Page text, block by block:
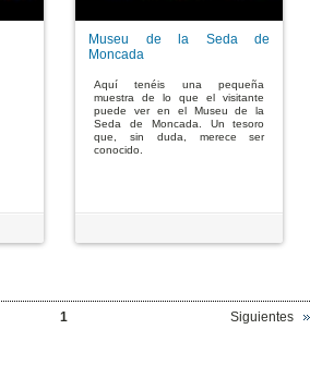
Museu de la Seda de
Moncada
Aquí tenéis una pequeña
muestra de lo que el visitante
puede ver en el Museu de la
Seda de Moncada. Un tesoro
que, sin duda, merece ser
conocido.
1 Siguientes